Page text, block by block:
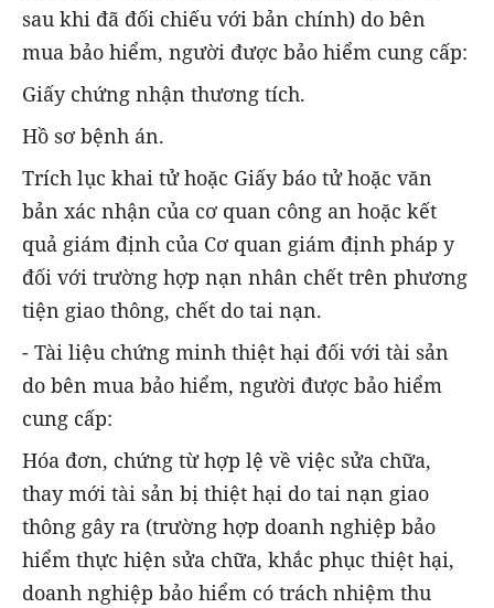
sau khi đã đối chiếu với bản chính) do bên
mua bảo hiểm, người được bảo hiểm cung cấp:
Giấy chứng nhận thương tích.
Hồ sơ bệnh án.
Trích lục khai tử hoặc Giấy báo tử hoặc văn
bản xác nhận của cơ quan công an hoặc kết
quả giám định của Cơ quan giám định pháp y
đối với trường hợp nạn nhân chết trên phương
tiện giao thông, chết do tai nạn.
- Tài liệu chứng minh thiệt hại đối với tài sản
do bên mua bảo hiểm, người được bảo hiểm
cung cấp:
Hóa đơn, chứng từ hợp lệ về việc sửa chữa,
thay mới tài sản bị thiệt hại do tai nạn giao
thông gây ra (trường hợp doanh nghiệp bảo
hiểm thực hiện sửa chữa, khắc phục thiệt hại,
doanh nghiệp bảo hiểm có trách nhiệm thu